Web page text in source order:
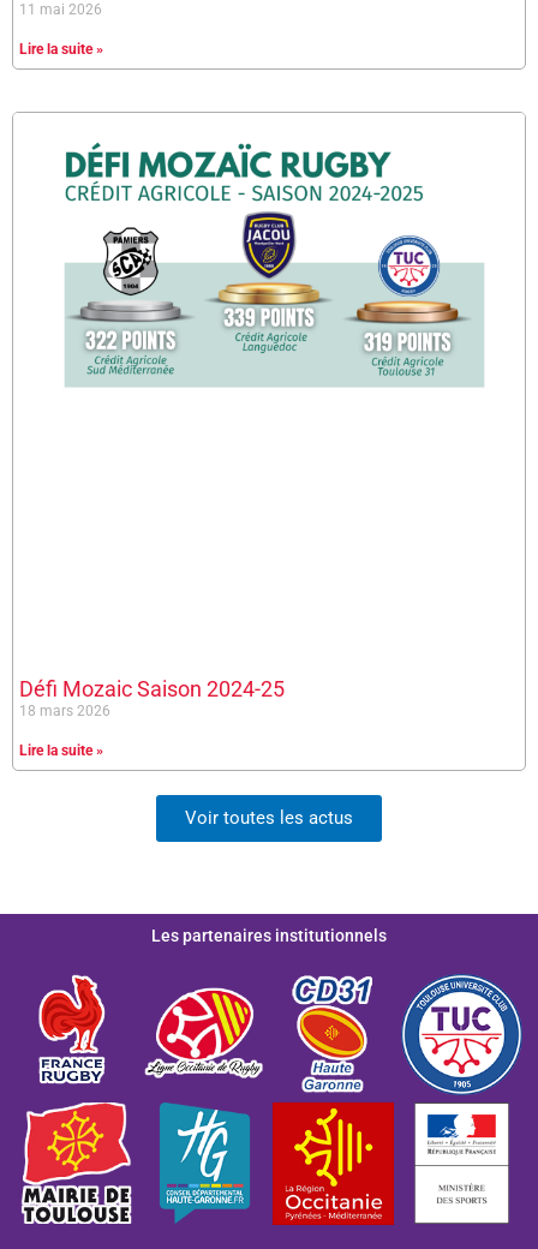
11 mai 2026
Lire la suite »
Défi Mozaic Saison 2024-25
18 mars 2026
Lire la suite »
Voir toutes les actus
Les partenaires institutionnels